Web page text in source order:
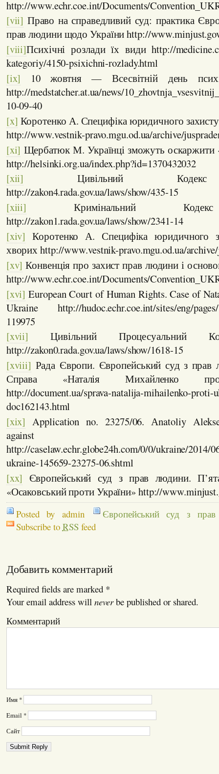
http://www.echr.coe.int/Documents/
[vii] Право на справедливий суд: практика
прав людини щодо України http://
[viii]Психічні розлади їх види http://
kategoriy/4150-psixichni-rozlady.html
[ix] 10 жовтня — Всесвітній день
http://medstatcher.at.ua/news/
10-09-40
[x] Коротенко А. Специфіка юридичного
http://www.vestnik-pravo.mgu.od.ua/archive/
[xi] Щербатюк М. Українці зможуть оскаржити
http://helsinki.org.ua/index.php?id=1370432032
[xii] Цивільний Кодекс
http://zakon4.rada.gov.ua/laws/show/435-15
[xiii] Кримінальний
http://zakon1.rada.gov.ua/laws/show/2341-14
[xiv] Коротенко А. Специфіка юридичного
хворих http://www.vestnik-pravo.mgu.od.ua/
[xv] Конвенція про захист прав людини і
http://www.echr.coe.int/Documents/
[xvi] European Court of Human Rights. Case of
Ukraine http://hudoc.echr.coe.int/sites/eng/pages/
119975
[xvii] Цивільний Процесуальний
http://zakon0.rada.gov.ua/laws/show/1618-15
[xviii] Рада Європи. Європейський суд з прав
Справа «Наталія Михайленко
http://document.ua/sprava-natalija-mihailenko-proti-
doc162143.html
[xix] Application no. 23275/06. Аnatoliy
against
http://caselaw.echr.globe24h.com/0/0/ukraine/2014/
ukraine-145659-23275-06.shtml
[xx] Європейський суд з прав людини.
«Осаковський проти України» http://
Posted by admin
Європейський суд з
Subscribe to RSSfeed
Добавить комментарий
Required fields are marked *
Your email address will neverbe published or shared.
Комментарий
Имя *
Email *
Сайт